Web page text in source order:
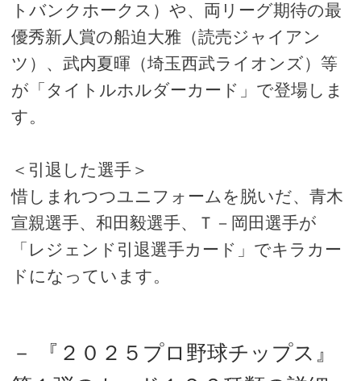
トバンクホークス）や、両リーグ期待の最
優秀新人賞の船迫大雅（読売ジャイアン
ツ）、武内夏暉（埼玉西武ライオンズ）等
が「タイトルホルダーカード」で登場しま
す。
＜引退した選手＞
惜しまれつつユニフォームを脱いだ、青木
宣親選手、和田毅選手、Ｔ－岡田選手が
「レジェンド引退選手カード」でキラカー
ドになっています。
－ 『２０２５プロ野球チップス』